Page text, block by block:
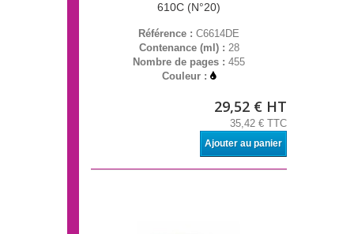
610C (N°20)
Référence : C6614DE
Contenance (ml) : 28
Nombre de pages : 455
Couleur :
29,52 € HT
35,42 € TTC
Ajouter au panier